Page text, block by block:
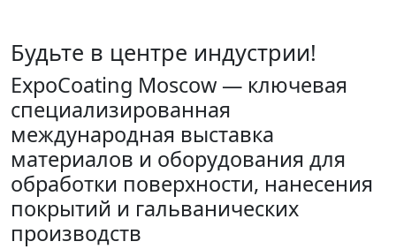
Будьте в центре индустрии!
ExpoCoating Moscow — ключевая
специализированная
международная выставка
материалов и оборудования для
обработки поверхности, нанесения
покрытий и гальванических
производств